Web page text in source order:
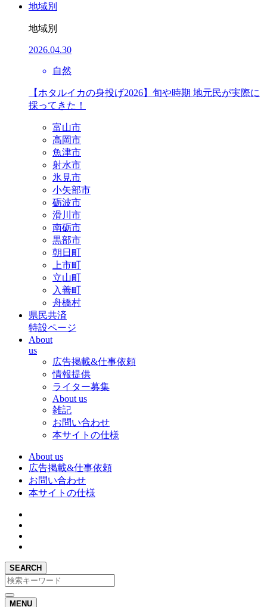
地域別
地域別
2026.04.30
自然
【ホタルイカの身投げ2026】旬や時期 地元民が実際に
採ってきた！
富山市
高岡市
魚津市
射水市
氷見市
小矢部市
砺波市
滑川市
南砺市
黒部市
朝日町
上市町
立山町
入善町
舟橋村
県民共済
特設ページ
About
us
広告掲載&仕事依頼
情報提供
ライター募集
About us
雑記
お問い合わせ
本サイトの仕様
About us
広告掲載&仕事依頼
お問い合わせ
本サイトの仕様
SEARCH
MENU